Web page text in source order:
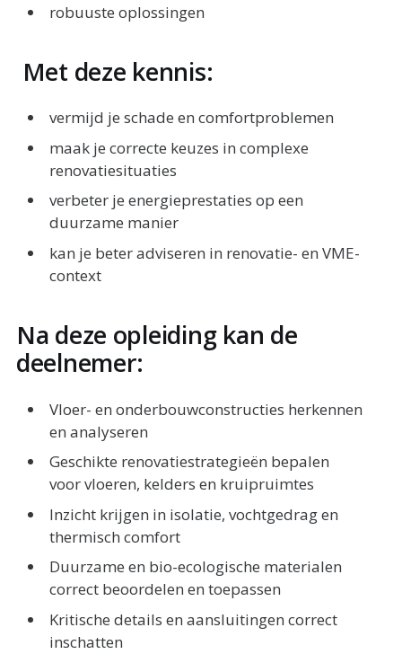
robuuste oplossingen
Met deze kennis:
vermijd je schade en comfortproblemen
maak je correcte keuzes in complexe
renovatiesituaties
verbeter je energieprestaties op een
duurzame manier
kan je beter adviseren in renovatie- en VME-
context
Na deze opleiding kan de
deelnemer:
Vloer- en onderbouwconstructies herkennen
en analyseren
Geschikte renovatiestrategieën bepalen
voor vloeren, kelders en kruipruimtes
Inzicht krijgen in isolatie, vochtgedrag en
thermisch comfort
Duurzame en bio-ecologische materialen
correct beoordelen en toepassen
Kritische details en aansluitingen correct
inschatten